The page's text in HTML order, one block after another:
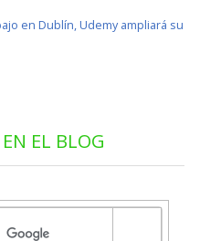
en Dublín, Udemy ampliará su
EL BLOG